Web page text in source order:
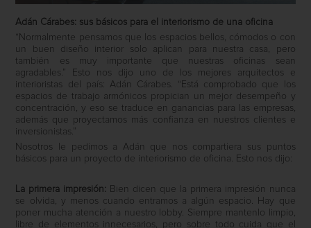
Adán Cárabes: sus básicos para el interiorismo de una oficina
“Normalmente pensamos que los espacios bellos, cómodos o con
un buen diseño interior solo aplican para nuestra casa, pero
también es muy importante que nuestras oficinas sean
agradables.” Esto nos dijo uno de los mejores arquitectos e
interioristas del país: Adán Cárabes. “Está comprobado que los
espacios de trabajo armónicos propician un mejor desempeño y
concentración, y eso se traduce en ganancias para las empresas,
además que proyectamos más confianza en nuestros clientes e
inversionistas.”
Nosotros le pedimos a Adán que nos compartiera sus puntos
básicos para un proyecto de interiorismo de oficina. Esto nos dijo:
La primera impresión: Bien dicen que la primera impresión nunca
se olvida, y menos cuando entramos a algún espacio. Hay que
poner mucha atención a nuestro lobby. Siempre mantenlo limpio,
libre de elementos innecesarios, pero sobre todo cuida que el